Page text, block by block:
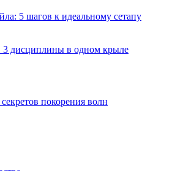
5 шагов к идеальному сетапу
3 дисциплины в одном крыле
покорения волн